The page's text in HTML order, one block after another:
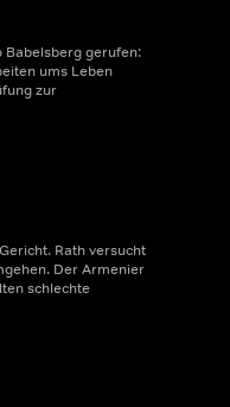
Babelsberg gerufen:
ums Leben
zur
Rath versucht
Der Armenier
schlechte